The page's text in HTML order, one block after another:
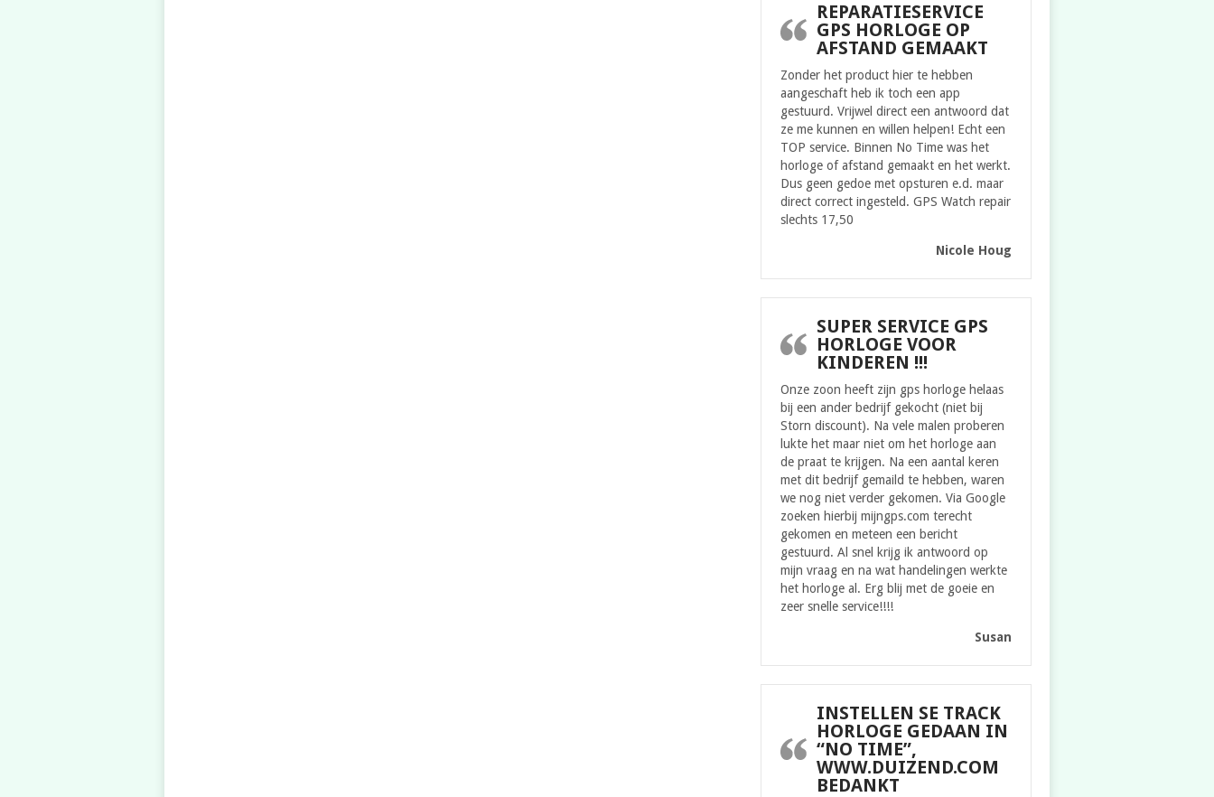
REPARATIESERVICE
GPS HORLOGE OP
AFSTAND GEMAAKT
Zonder het product hier te hebben
aangeschaft heb ik toch een app
gestuurd. Vrijwel direct een antwoord dat
ze me kunnen en willen helpen! Echt een
TOP service. Binnen No Time was het
horloge of afstand gemaakt en het werkt.
Dus geen gedoe met opsturen e.d. maar
direct correct ingesteld. GPS Watch repair
slechts 17,50
Nicole Houg
SUPER SERVICE GPS
HORLOGE VOOR
KINDEREN !!!
Onze zoon heeft zijn gps horloge helaas
bij een ander bedrijf gekocht (niet bij
Storn discount). Na vele malen proberen
lukte het maar niet om het horloge aan
de praat te krijgen. Na een aantal keren
met dit bedrijf gemaild te hebben, waren
we nog niet verder gekomen. Via Google
zoeken hierbij mijngps.com terecht
gekomen en meteen een bericht
gestuurd. Al snel krijg ik antwoord op
mijn vraag en na wat handelingen werkte
het horloge al. Erg blij met de goeie en
zeer snelle service!!!!
Susan
INSTELLEN SE TRACK
HORLOGE GEDAAN IN
“NO TIME”,
WWW.DUIZEND.COM
BEDANKT